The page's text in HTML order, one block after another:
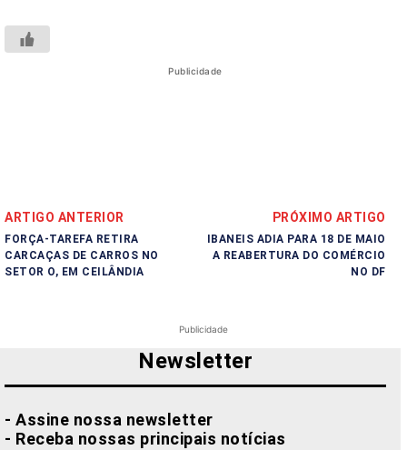
Publicidade
ARTIGO ANTERIOR
FORÇA-TAREFA RETIRA
CARCAÇAS DE CARROS NO
SETOR O, EM CEILÂNDIA
PRÓXIMO ARTIGO
IBANEIS ADIA PARA 18 DE MAIO
A REABERTURA DO COMÉRCIO
NO DF
Publicidade
Newsletter
- Assine nossa newsletter
- Receba nossas principais notícias